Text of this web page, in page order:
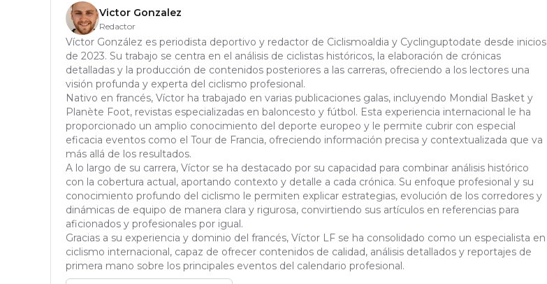
Victor Gonzalez
Redactor
Víctor González es periodista deportivo y redactor de Ciclismoaldia y Cyclinguptodate desde inicios
de 2023. Su trabajo se centra en el análisis de ciclistas históricos, la elaboración de crónicas
detalladas y la producción de contenidos posteriores a las carreras, ofreciendo a los lectores una
visión profunda y experta del ciclismo profesional.
Nativo en francés, Víctor ha trabajado en varias publicaciones galas, incluyendo Mondial Basket y
Planète Foot, revistas especializadas en baloncesto y fútbol. Esta experiencia internacional le ha
proporcionado un amplio conocimiento del deporte europeo y le permite cubrir con especial
eficacia eventos como el Tour de Francia, ofreciendo información precisa y contextualizada que va
más allá de los resultados.
A lo largo de su carrera, Víctor se ha destacado por su capacidad para combinar análisis histórico
con la cobertura actual, aportando contexto y detalle a cada crónica. Su enfoque profesional y su
conocimiento profundo del ciclismo le permiten explicar estrategias, evolución de los corredores y
dinámicas de equipo de manera clara y rigurosa, convirtiendo sus artículos en referencias para
aficionados y profesionales por igual.
Gracias a su experiencia y dominio del francés, Víctor LF se ha consolidado como un especialista en
ciclismo internacional, capaz de ofrecer contenidos de calidad, análisis detallados y reportajes de
primera mano sobre los principales eventos del calendario profesional.